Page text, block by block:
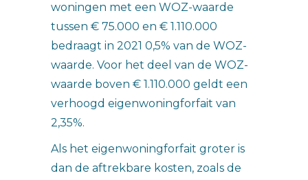
woningen met een WOZ-waarde
tussen € 75.000 en € 1.110.000
bedraagt in 2021 0,5% van de WOZ-
waarde. Voor het deel van de WOZ-
waarde boven € 1.110.000 geldt een
verhoogd eigenwoningforfait van
2,35%.
Als het eigenwoningforfait groter is
dan de aftrekbare kosten, zoals de